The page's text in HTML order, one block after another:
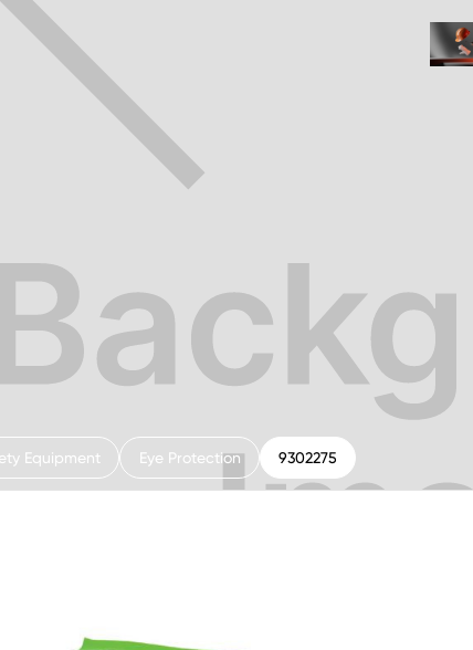
Equipment Eye Protection 9302275